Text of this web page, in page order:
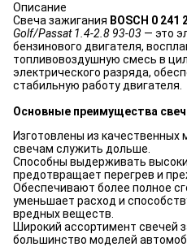
Описание
Свеча зажигания BOSCH 0 241
Golf/Passat 1.4-2.8 93-03 — это
бензинового двигателя,
топливовоздушную смесь в
электрического разряда,
стабильную работу двигателя.
Основные преимущества свеч
Изготовлены из качественных
свечам служить дольше.
Способны выдерживать
предотвращает перегрев и
Обеспечивают более полное
уменьшает расход и
вредных веществ.
Широкий ассортимент свечей
большинство моделей